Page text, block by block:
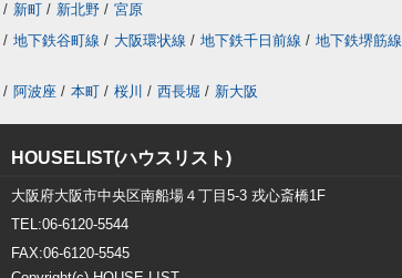
/ 新町 / 新北野 / 宮原
/ 地下鉄谷町線 / 大阪環状線 / 地下鉄千日前線 / 地下鉄堺筋線
/ 阿波座 / 本町 / 桜川 / 西長堀 / 新大阪
HOUSELIST(ハウスリスト)
大阪府大阪市中央区南船場４丁目5-3 戎心斎橋1F
TEL:06-6120-5544
FAX:06-6120-5545